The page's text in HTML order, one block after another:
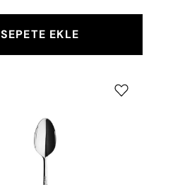
SEPETE EKLE
Kaşığı